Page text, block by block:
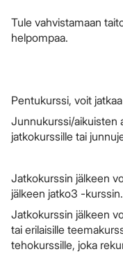
Tule vahvistamaan
helpompaa.
Pentukurssi, voit
Junnukurssi/aikuisten
jatkokurssille tai
Jatkokurssin jälkeen
jälkeen jatko3 -kurssin.
Jatkokurssin jälkeen
tai erilaisille
tehokurssille, joka